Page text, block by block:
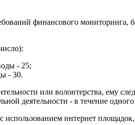
финансового
- 25;
- 30.
или волонтерства, ему
деятельности - в течение
использованием интернет